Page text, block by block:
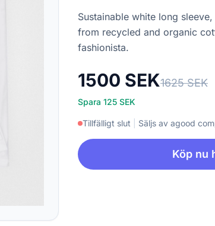
Sustainable white long
from recycled and organic
fashionista.
1500 SEK1625 SEK
Spara 125 SEK
Tillfälligt slut Säljs av agood
Köp nu